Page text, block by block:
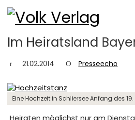
Im Heiratsland
21.02.2014 Presseecho
Eine Hochzeit in Schliersee Anfang des